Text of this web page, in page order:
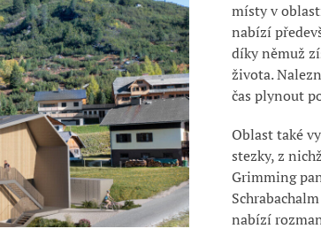
místyv
nabízí
díky němuž
života.
čas plynout
Oblast také
stezky, z
Grimming
nabízí